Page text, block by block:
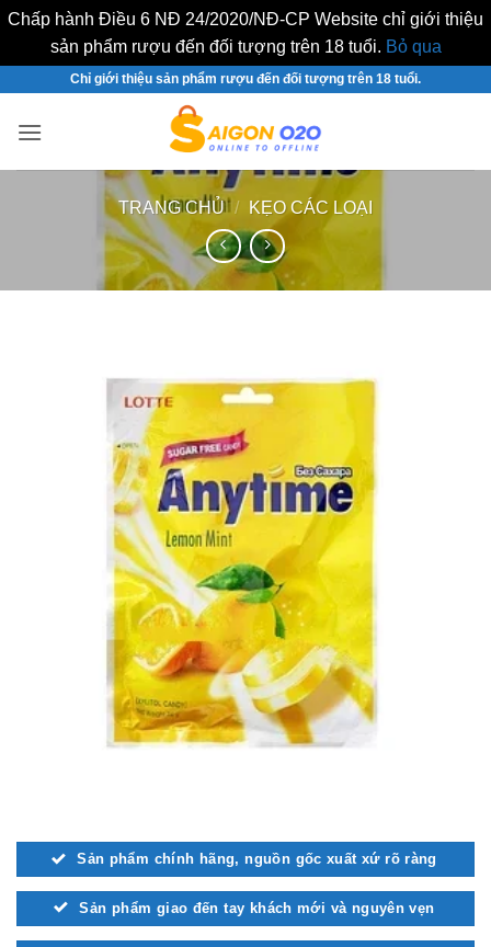
Chấp hành Điều 6 NĐ 24/2020/NĐ-CP Website chỉ giới thiệu
sản phẩm rượu đến đối tượng trên 18 tuổi. Bỏ qua
nội
Chỉ giới thiệu sản phẩm rượu đến đối tượng trên 18 tuổi.
TRANG CHỦ / KẸO CÁC LOẠI
Sản phẩm chính hãng, nguồn gốc xuất xứ rõ ràng
Sản phẩm giao đến tay khách mới và nguyên vẹn